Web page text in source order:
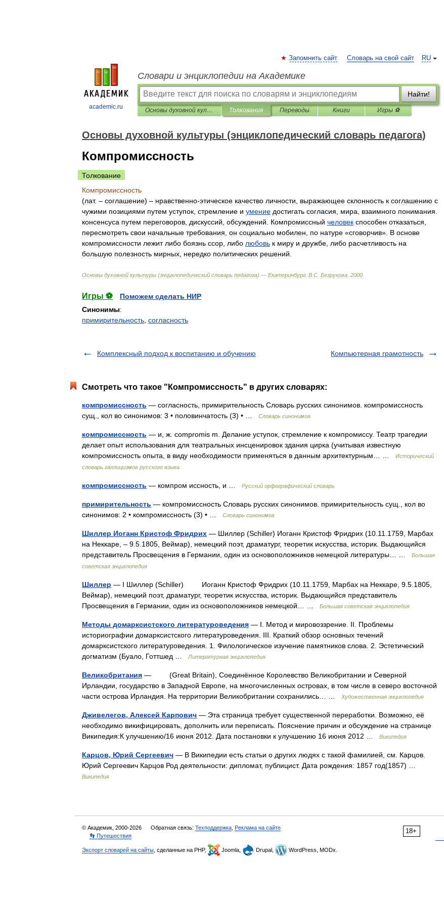
academic.ru
RU
Запомнить сайт Словарь на свой сайт
Словари и энциклопедии на Академике
Найти!
Основы духовной культуры (энциклопедический словарь педагога) Толкования Переводы Книги Игры ⚽
Основы духовной культуры (энциклопедический словарь педагога)
Компромиссность
Толкование
Компромиссность
(лат. – соглашение) – нравственно-этическое качество личности выражающее склонность к соглашению с
чужими позициями путем уступок стремление и умение достигать согласия мира взаимного понимания
консенсуса путем переговоров дискуссий обсуждений Компромиссный человек способен отказаться
пересмотреть свои начальные требования он социально мобилен по натуре «сговорчив». В основе
компромиссности лежит либо боязнь ссор либо любовь к миру и дружбе либо расчетливость на
большую полезность мирных нередко политических решений
Основы духовной культуры (энциклопедический словарь педагога).— Екатеринбург В С Безрукова 2000
Игры ⚽
Поможем сделать НИР
Синонимы:
примирительность согласность
Комплексный подход к воспитанию и обучению Компьютерная грамотность
Смотреть что такое "Компромиссность" в других словарях:
компромиссность — согласность, примирительность Словарь русских синонимов. компромиссность
сущ., кол во синонимов: 3 • половинчатость (3) • …
Словарь синонимов
компромиссность — и, ж. compromis m. Делание уступок, стремление к компромиссу. Театр трагедии
делает опыт использования для театральных инсценировок здания цирка (учитывая известную
компромиссность опыта, в виду необходимости применяться в данным архитектурным… …
Исторический
словарь галлицизмов русского языка
компромиссность — компром иссность, и … Русский орфографический словарь
примирительность — компромиссность Словарь русских синонимов. примирительность сущ., кол во
синонимов: 2 • компромиссность (3) • …
Словарь синонимов
Шиллер Иоганн Кристоф Фридрих — Шиллер (Schiller) Иоганн Кристоф Фридрих (10.11.1759, Марбах
на Неккаре, ‒ 9.5.1805, Веймар), немецкий поэт, драматург, теоретик искусства, историк. Выдающийся
представитель Просвещения в Германии, один из основоположников немецкой литературы… …
Большая
советская энциклопедия
Шиллер — I Шиллер (Schiller) Иоганн Кристоф Фридрих (10.11.1759, Марбах на Неккаре, 9.5.1805,
Веймар), немецкий поэт, драматург, теоретик искусства, историк. Выдающийся представитель
Просвещения в Германии, один из основоположников немецкой… …
Большая советская энциклопедия
Методы домарксистского литературоведения — I. Метод и мировоззрение. II. Проблемы
историографии домарксистского литературоведения. III. Краткий обзор основных течений
домарксистского литературоведения. 1. Филологическое изучение памятников слова. 2. Эстетический
догматизм (Буало, Готтшед …
Литературная энциклопедия
Великобритания — (Great Britain), Соединённое Королевство Великобритании и Северной
Ирландии, государство в Западной Европе, на многочисленных островах, в том числе в северо восточной
части острова Ирландия. На территории Великобритании сохранились… …
Художественная энциклопедия
Дживелегов, Алексей Карпович — Эта страница требует существенной переработки. Возможно, её
необходимо викифицировать, дополнить или переписать. Пояснение причин и обсуждение на странице
Википедия:К улучшению/16 июня 2012. Дата постановки к улучшению 16 июня 2012 …
Википедия
Карцов, Юрий Сергеевич — В Википедии есть статьи о других людях с такой фамилией, см. Карцов.
Юрий Сергеевич Карцов Род деятельности: дипломат, публицист. Дата рождения: 1857 год(1857) …
Википедия
18+
© Академик, 2000-2026 Обратная связь: Техподдержка Реклама на сайте
👣 Путешествия
Экспорт словарей на сайты , сделанные на PHP, Joomla, Drupal, WordPress, MODx.